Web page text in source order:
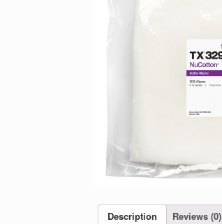
Description Reviews (0)